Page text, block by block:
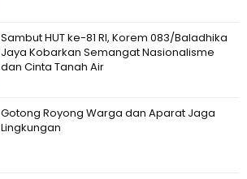
Sambut HUT ke-81 RI, Korem 083/Baladhika
Jaya Kobarkan Semangat Nasionalisme
dan Cinta Tanah Air
Gotong Royong Warga dan Aparat Jaga
Lingkungan